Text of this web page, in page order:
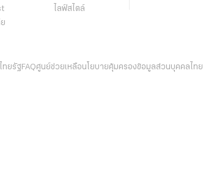
ไลฟ์สไตล์
ทยรัฐFAQศูนย์ช่วยเหลือนโยบายคุ้มครองข้อมูลส่วนบุคคลไท